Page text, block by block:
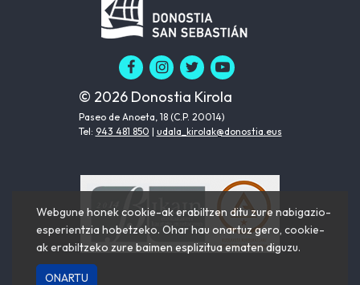
© 2026 Donostia Kirola
Paseo de Anoeta, 18 (C.P. 20014)
Tel: 943 481 850 | udala_kirolak@donostia.eus
Webgune honek cookie-ak erabiltzen ditu zure nabigazio-
esperientzia hobetzeko. Ohar hau onartuz gero, cookie-
ak erabiltzeko zure baimen esplizitua ematen diguzu.
ONARTU